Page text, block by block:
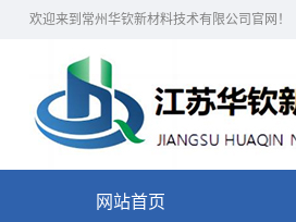
欢迎来到常州华钦新材料技术有限公司官网！
网站首页